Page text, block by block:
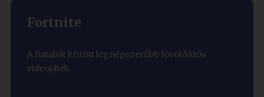
Fortnite
A fiatalok között legnépszerűbb lövöldözős
videojáték.